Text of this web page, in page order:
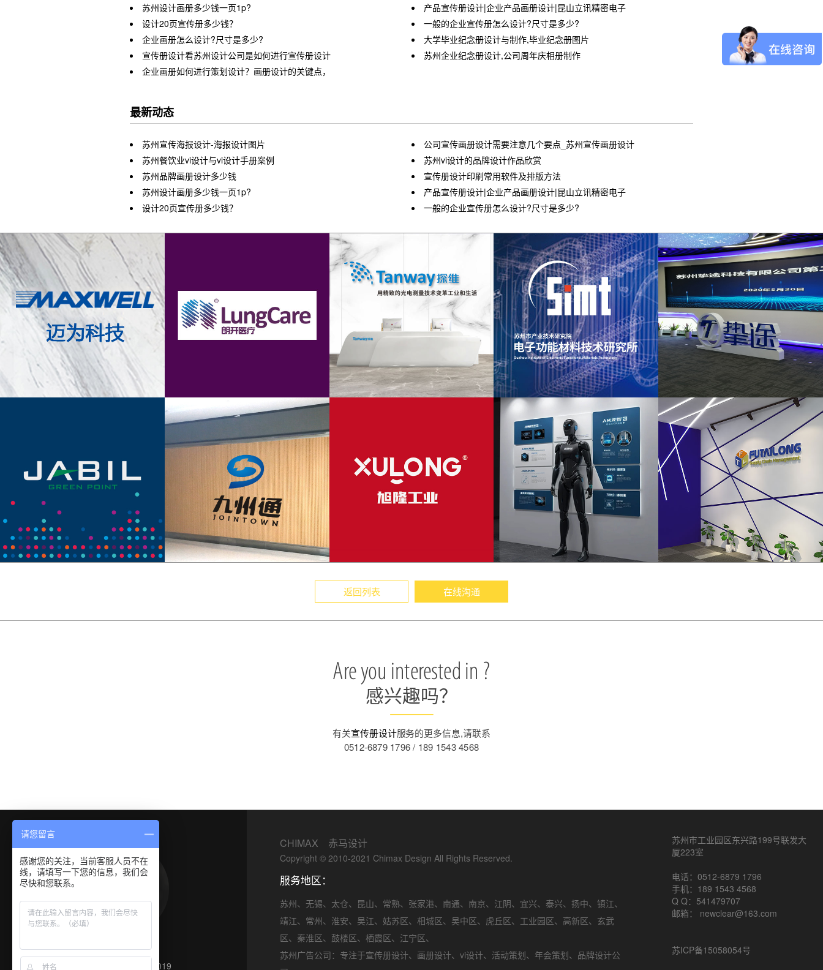
苏州设计画册多少钱一页1p?
产品宣传册设计|企业产品画册设计|昆山立讯精密电子
设计20页宣传册多少钱？
一般的企业宣传册怎么设计?尺寸是多少?
企业画册怎么设计?尺寸是多少?
大学毕业纪念册设计与制作,毕业纪念册图片
宣传册设计看苏州设计公司是如何进行宣传册设计
苏州企业纪念册设计,公司周年庆相册制作
企业画册如何进行策划设计？画册设计的关键点，
最新动态
苏州宣传海报设计-海报设计图片
公司宣传画册设计需要注意几个要点_苏州宣传画册设计
苏州餐饮业vi设计与vi设计手册案例
苏州vi设计的品牌设计作品欣赏
苏州品牌画册设计多少钱
宣传册设计印刷常用软件及排版方法
苏州设计画册多少钱一页1p?
产品宣传册设计|企业产品画册设计|昆山立讯精密电子
设计20页宣传册多少钱？
一般的企业宣传册怎么设计?尺寸是多少?
返回列表 在线沟通
Are you interested in ?
感兴趣吗？
有关宣传册设计服务的更多信息,请联系
0512-6879 1796 / 189 1543 4568
Copyright © 2010 - 2019
CHIMAX 赤马设计
Copyright © 2010-2021 Chimax Design All Rights Reserved.
服务地区：
苏州、 无锡、 太仓、 昆山、 常熟、 张家港、 南通、 南京、 江阴、 宜兴、 泰兴、 扬中、 镇江、
靖江、 常州、 淮安、 吴江、 姑苏区、 相城区、 吴中区、 虎丘区、 工业园区、 高新区、 玄武
区、 秦淮区、 鼓楼区、 栖霞区、 江宁区、
苏州广告公司：专注于宣传册设计、 画册设计、 vi设计、 活动策划、 年会策划、品牌设计公
苏州市工业园区东兴路199号联发大
厦223室
电话：0512-6879 1796
手机：189 1543 4568
Q Q：541479707
邮箱： newclear@163.com
苏ICP备15058054号
请您留言
感谢您的关注，当前客服人员不在
线，请填写一下您的信息，我们会
尽快和您联系。